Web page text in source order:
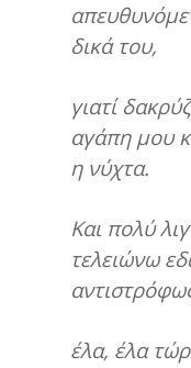
δικά του,
γιατί
αγάπη μου
η νύχτα.
Και πολύ
τελειώνω
έλα, έλα